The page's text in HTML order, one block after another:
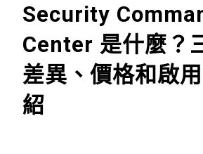
Security
Center 是什麼？
差異、價格和啟
紹